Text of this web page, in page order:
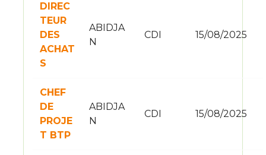
DIREC
TEUR
DES
ACHAT
S
ABIDJA
N
CDI 15/08/2025
CHEF
DE
PROJE
T BTP
ABIDJA
N
CDI 15/08/2025